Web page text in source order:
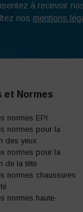
à recevoir
nos mentions
et Normes
normes EPI
normes pour la
des yeux
normes pour la
de la tête
normes chaussures
normes haute-